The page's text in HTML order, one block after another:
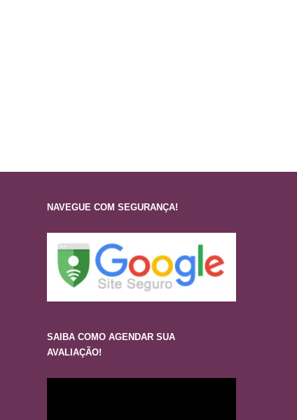
NAVEGUE COM SEGURANÇA!
SAIBA COMO AGENDAR SUA
AVALIAÇÃO!